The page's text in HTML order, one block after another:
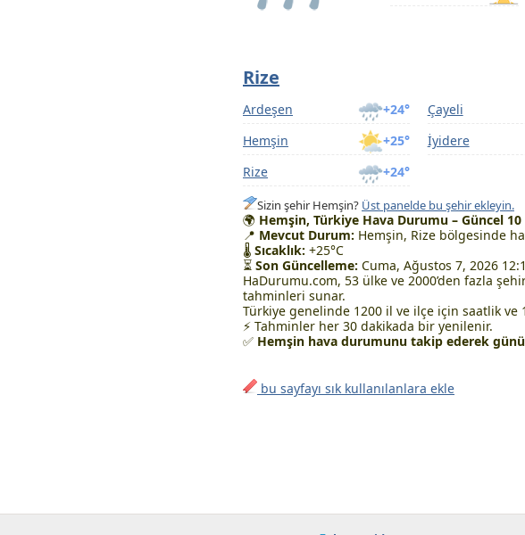
Rize
+24°
Ardeşen Çayeli
+25°
Hemşin İyidere
+24°
Rize
Sizin şehir Hemşin? Üst panelde bu şehir ekleyin.
🌍 Hemşin, Türkiye Hava Durumu – Güncel
📍 Mevcut Durum: Hemşin, Rize bölgesinde
🌡 Sıcaklık: +25°C
⏳ Son Güncelleme: Cuma, Ağustos 7, 2026
HaDurumu.com, 53 ülke ve 2000’den fazla
tahminleri sunar.
Türkiye genelinde 1200 il ve ilçe için saatlik
⚡ Tahminler her 30 dakikada bir yenilenir.
✅ Hemşin hava durumunu takip ederek
bu sayfayı sık kullanılanlara ekle